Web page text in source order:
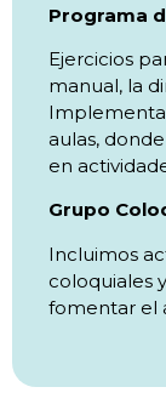
Programa
Ejercicios
manual, la
aulas,
en
Grupo
Incluimos
coloquiales
fomentar el